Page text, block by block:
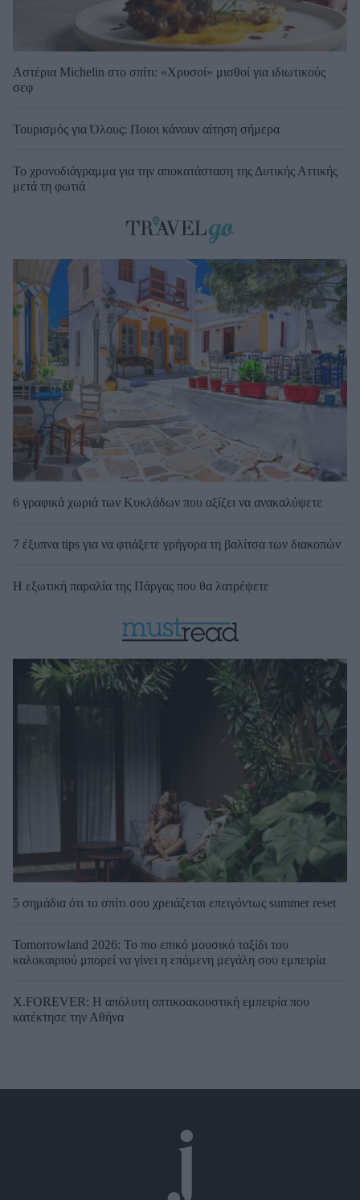
Αστέρια Michelin στο σπίτι: «Χρυσοί» μισθοί για ιδιωτικούς
σεφ
Τουρισμός για Όλους: Ποιοι κάνουν αίτηση σήμερα
Το χρονοδιάγραμμα για την αποκατάσταση της Δυτικής Αττικής
μετά τη φωτιά
6 γραφικά χωριά των Κυκλάδων που αξίζει να ανακαλύψετε
7 έξυπνα tips για να φτιάξετε γρήγορα τη βαλίτσα των διακοπών
Η εξωτική παραλία της Πάργας που θα λατρέψετε
5 σημάδια ότι το σπίτι σου χρειάζεται επειγόντως summer reset
Tomorrowland 2026: Το πιο επικό μουσικό ταξίδι του
καλοκαιριού μπορεί να γίνει η επόμενη μεγάλη σου εμπειρία
X.FOREVER: Η απόλυτη οπτικοακουστική εμπειρία που
κατέκτησε την Αθήνα